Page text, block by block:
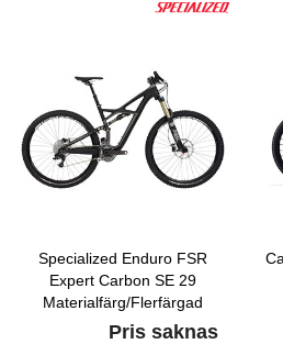
Specialized Enduro FSR
Expert Carbon SE 29
Materialfärg/Flerfärgad
Pris saknas